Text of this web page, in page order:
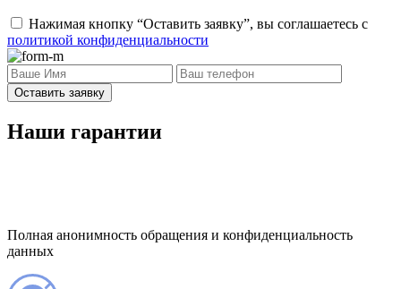
Нажимая кнопку “Оставить заявку”, вы соглашаетесь с
политикой конфиденциальности
Оставить заявку
Наши гарантии
Полная анонимность обращения и конфиденциальность
данных